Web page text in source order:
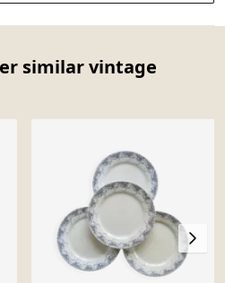
similar vintage